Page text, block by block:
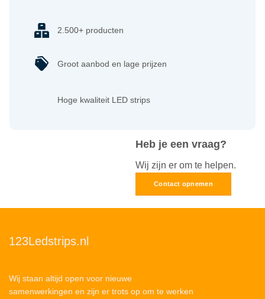
Heb je een vraag?
Wij zijn er om te helpen.
Contact opnemen
2.500+ producten
Groot aanbod en lage prijzen
Hoge kwaliteit LED strips
123Ledstrips.nl
Wij staan altijd open voor nieuwe
samenwerkingen en zijn er trots op om te werken